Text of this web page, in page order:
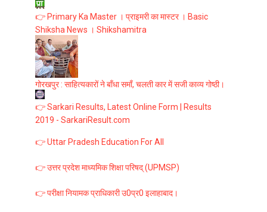
👉 Primary Ka Master । प्राइमरी का मास्टर । Basic
Shiksha News । Shikshamitra
गोरखपुर : साहित्यकारों ने बाँधा समाँ, चलती कार में सजी काव्य गोष्ठी।
👉 Sarkari Results, Latest Online Form | Results
2019 - SarkariResult.com
👉 Uttar Pradesh Education For All
👉 उत्तर प्रदेश माध्यमिक शिक्षा परिषद् (UPMSP)
👉 परीक्षा नियामक प्राधिकारी उ0प्र0 इलाहाबाद।